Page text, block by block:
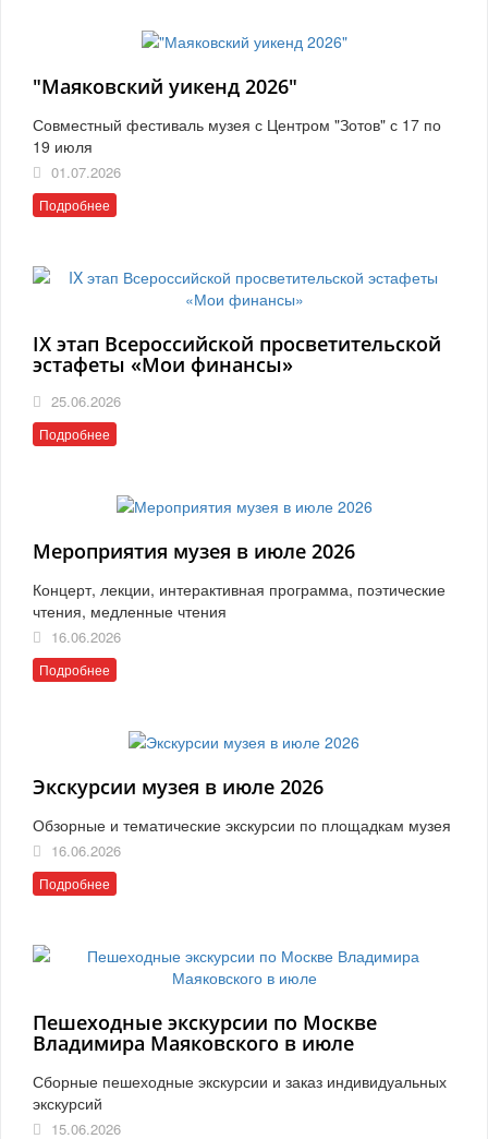
"Маяковский уикенд 2026"
Совместный фестиваль музея с Центром "Зотов" с 17 по
19 июля
01.07.2026
Подробнее
IX этап Всероссийской просветительской
эстафеты «Мои финансы»
25.06.2026
Подробнее
Мероприятия музея в июле 2026
Концерт, лекции, интерактивная программа, поэтические
чтения, медленные чтения
16.06.2026
Подробнее
Экскурсии музея в июле 2026
Обзорные и тематические экскурсии по площадкам музея
16.06.2026
Подробнее
Пешеходные экскурсии по Москве
Владимира Маяковского в июле
Сборные пешеходные экскурсии и заказ индивидуальных
экскурсий
15.06.2026